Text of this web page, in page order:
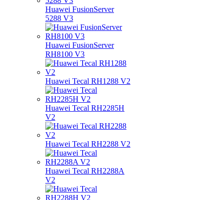
Huawei FusionServer
5288 V3
Huawei FusionServer
RH8100 V3
Huawei Tecal RH1288 V2
Huawei Tecal RH2285H
V2
Huawei Tecal RH2288 V2
Huawei Tecal RH2288A
V2